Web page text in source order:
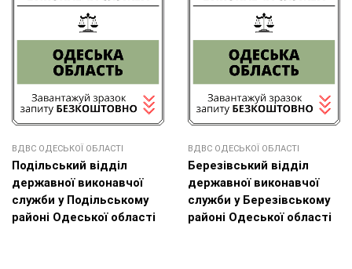
ВДВС ОДЕСЬКОЇ ОБЛАСТІ
Подільський відділ
державної виконавчої
служби у Подільському
районі Одеської області
ВДВС ОДЕСЬКОЇ ОБЛАСТІ
Березівський відділ
державної виконавчої
служби у Березівському
районі Одеської області